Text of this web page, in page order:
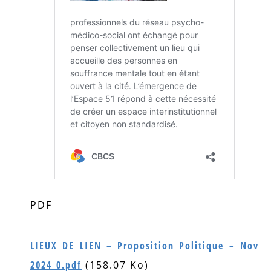
PDF
LIEUX DE LIEN – Proposition Politique – Nov
2024_0.pdf (158.07 Ko)